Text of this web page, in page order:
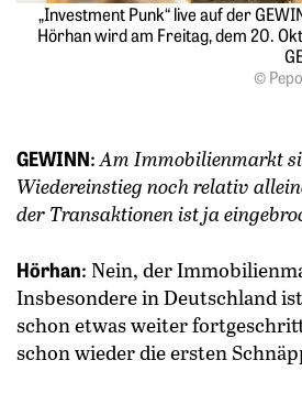
„Investment Punk“ live auf der
Hörhan wird am Freitag, dem 20.
©
GEWINN:Am Immobilienmarkt
Wiedereinstieg noch relativ
der Transaktionen ist ja
Hörhan: Nein, der
Insbesondere in Deutschland
schon etwas weiter
schon wieder die ersten